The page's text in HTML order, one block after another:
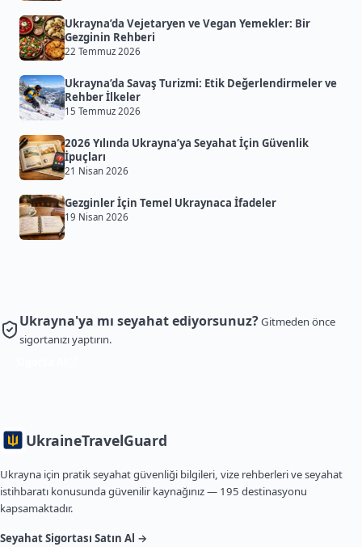
Ukrayna’da Vejetaryen ve Vegan Yemekler: Bir
Gezginin Rehberi
22 Temmuz 2026
Ukrayna’da Savaş Turizmi: Etik Değerlendirmeler ve
Rehber İlkeler
15 Temmuz 2026
2026 Yılında Ukrayna’ya Seyahat İçin Güvenlik
İpuçları
21 Nisan 2026
Gezginler İçin Temel Ukraynaca İfadeler
19 Nisan 2026
Ukrayna'ya mı seyahat ediyorsunuz?Gitmeden önce
sigortanızı yaptırın.
UkraineTravelGuard
Ukrayna için pratik seyahat güvenliği bilgileri, vize rehberleri ve seyahat
istihbaratı konusunda güvenilir kaynağınız — 195 destinasyonu
kapsamaktadır.
Seyahat Sigortası Satın Al →